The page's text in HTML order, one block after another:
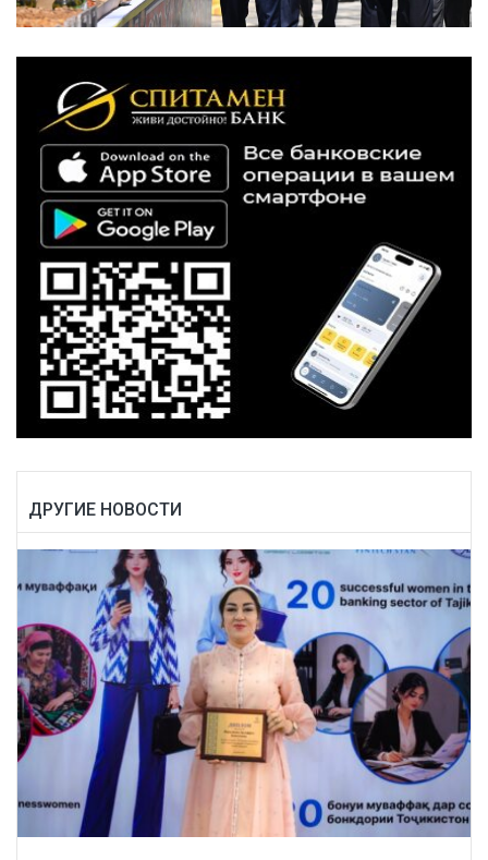
ДРУГИЕ НОВОСТИ